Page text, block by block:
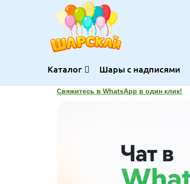
Каталог Шары с надписями
Свяжитесь в WhatsApp в один клик!